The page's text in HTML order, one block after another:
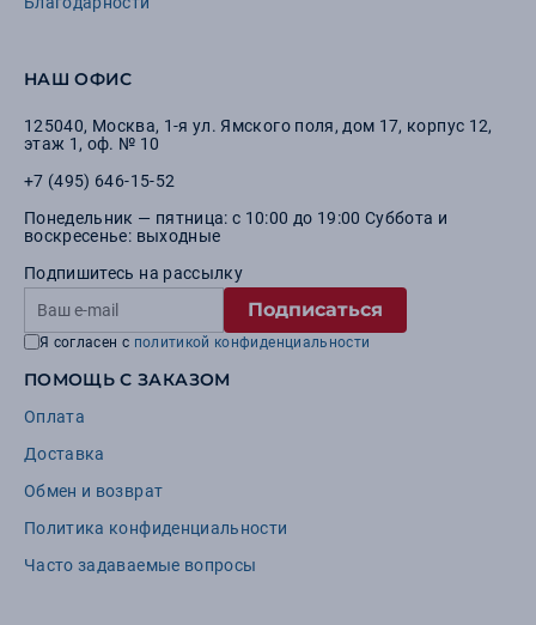
НАШ ОФИС
125040, Москва, 1-я ул. Ямского поля, дом 17, корпус 12,
этаж 1, оф. № 10
+7 (495) 646-15-52
Понедельник — пятница: с 10:00 до 19:00 Суббота и
воскресенье: выходные
Подпишитесь на рассылку
Подписаться
Я согласен с политикой конфиденциальности
ПОМОЩЬ С ЗАКАЗОМ
Оплата
Доставка
Обмен и возврат
Политика конфиденциальности
Часто задаваемые вопросы